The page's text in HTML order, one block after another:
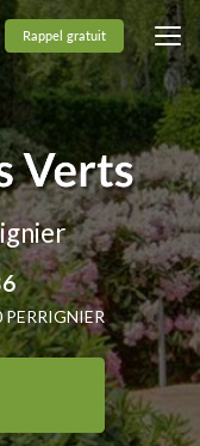
Rappel gratuit
PERRIGNIER